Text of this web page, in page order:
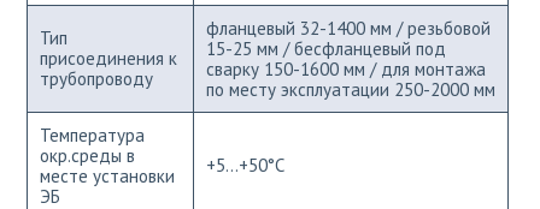
Тип
присоединения к
трубопроводу
фланцевый 32-1400 мм / резьбовой
15-25 мм / бесфланцевый под
сварку 150-1600 мм / для монтажа
по месту эксплуатации 250-2000 мм
Температура
окр.среды в
месте установки
ЭБ
+5...+50°С